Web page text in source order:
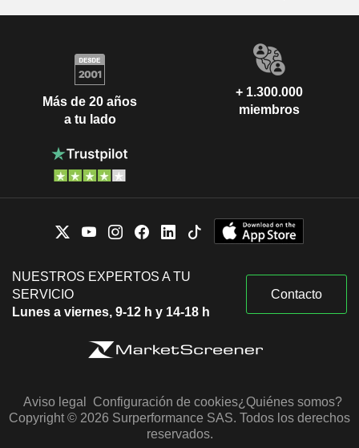
Más de 20 años
a tu lado
+ 1.300.000
miembros
NUESTROS EXPERTOS A TU
SERVICIO
Lunes a viernes, 9-12 h y 14-18 h
Contacto
Aviso legal Configuración de cookies¿Quiénes somos?
Copyright © 2026 Surperformance SAS. Todos los derechos
reservados.